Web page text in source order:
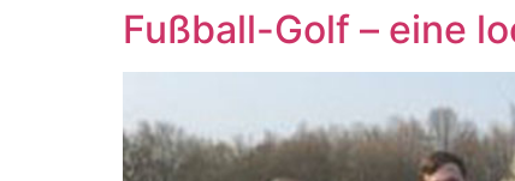
Fußball-Golf – eine